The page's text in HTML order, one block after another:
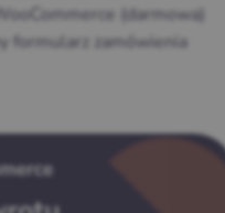
(darmowa)
formularz zamówienia